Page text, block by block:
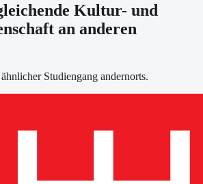
Kultur- und
an anderen
Studiengang andernorts.